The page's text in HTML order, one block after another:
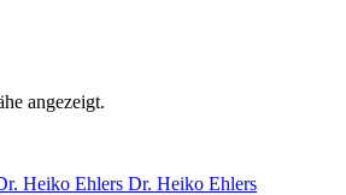
angezeigt.
Dr. Heiko Ehlers